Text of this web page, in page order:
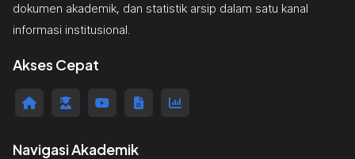
dokumen akademik, dan statistik arsip dalam satu kanal
informasi institusional.
Akses Cepat
Navigasi Akademik